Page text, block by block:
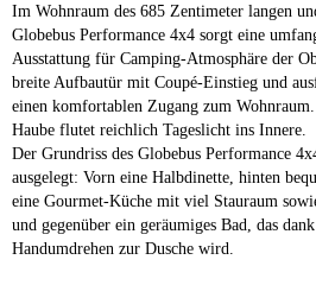
Im Wohnraum des 685 Zentimeter langen
Globebus Performance 4x4 sorgt eine
Ausstattung für Camping-Atmosphäre der
breite Aufbautür mit Coupé-Einstieg und
einen komfortablen Zugang zum
Haube flutet reichlich Tageslicht ins Innere.
Der Grundriss des Globebus Performance
ausgelegt: Vorn eine Halbdinette, hinten
eine Gourmet-Küche mit viel Stauraum
und gegenüber ein geräumiges Bad, das
Handumdrehen zur Dusche wird.